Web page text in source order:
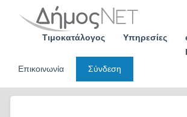
Τιμοκατάλογος Υπηρεσίες
Επικοινωνία
Σύνδεση